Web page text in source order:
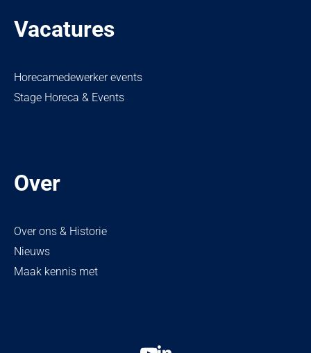
Vacatures
Horecamedewerker events
Stage Horeca & Events
Over
Over ons & Historie
Nieuws
Maak kennis met